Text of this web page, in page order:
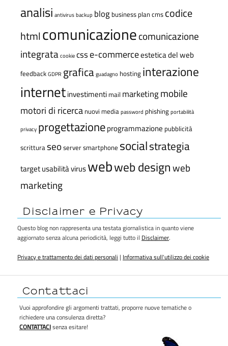
analisi antivirusbackup blogbusiness plancmscodice
htmlcomunicazionecomunicazione
integratacookiecsse-commerceestetica del web
feedbackGDPR graficaguadagno hostinginterazione
internetinvestimentimail marketingmobile
motori di ricercanuovi mediapassword phishingportabilità
privacy progettazioneprogrammazione pubblicità
scritturaseoserversmartphone socialstrategia
targetusabilitàviruswebweb designweb
marketing
Disclaimer e Privacy
Questo blog non rappresenta una testata giornalistica in quanto viene
aggiornato senza alcuna periodicità, leggi tutto ilDisclaimer.
Privacy e trattamento dei dati personali|Informativa sull'utilizzo dei cookie
Contattaci
Vuoi approfondire gli argomenti trattati, proporre nuove tematiche o
richiedere una consulenza diretta?
CONTATTACIsenza esitare!